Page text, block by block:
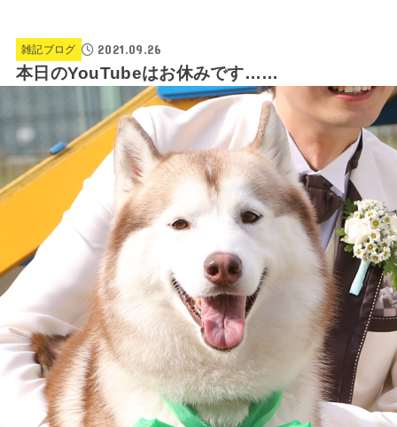
雑記ブログ 2021.09.26
本日のYouTubeはお休みです……